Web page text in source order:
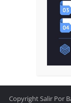
Copyright Salir Por